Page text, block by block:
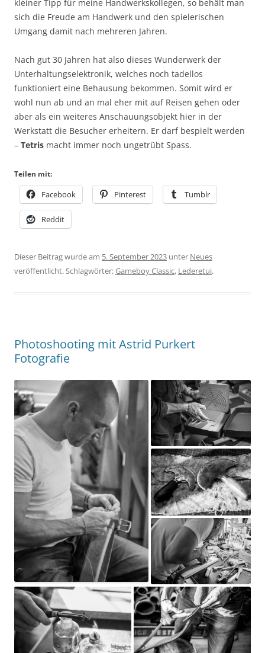
kleiner Tipp für meine Handwerkskollegen, so behält man
sich die Freude am Handwerk und den spielerischen
Umgang damit nach mehreren Jahren.
Nach gut 30 Jahren hat also dieses Wunderwerk der
Unterhaltungselektronik, welches noch tadellos
funktioniert eine Behausung bekommen. Somit wird er
wohl nun ab und an mal eher mit auf Reisen gehen oder
aber als ein weiteres Anschauungsobjekt hier in der
Werkstatt die Besucher erheitern. Er darf bespielt werden
– Tetris macht immer noch ungetrübt Spass.
Teilen mit:
Facebook Pinterest Tumblr
Reddit
Dieser Beitrag wurde am 5. September 2023 unter Neues
veröffentlicht. Schlagwörter:Gameboy Classic, Lederetui.
Photoshooting mit Astrid Purkert
Fotografie